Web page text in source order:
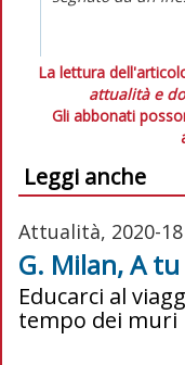
La lettura
attualità e
Gli abbonati
Leggi anche
Attualità, 2020-18
G. Milan, A
Educarci al
tempo dei muri